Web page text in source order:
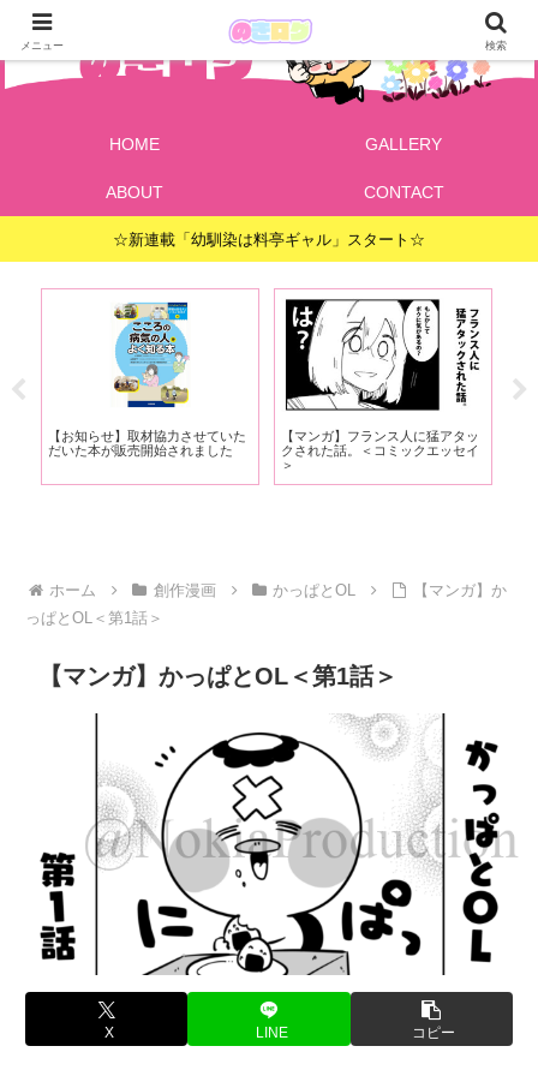
HOME GALLERY
ABOUT CONTACT
☆新連載「幼馴染は料亭ギャル」スタート☆
【お知らせ】取材協力させていた
だいた本が販売開始されました
【マンガ】フランス人に猛アタッ
クされた話。＜コミックエッセイ
＞
ホーム 創作漫画 かっぱとOL
【マンガ】か
っぱとOL＜第1話＞
【マンガ】かっぱとOL＜第1話＞
X LINE コピー
メニュー 検索